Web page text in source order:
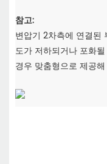
참고:
변압기 2차측에 연결된
도가 저하되거나 포화
경우 맞춤형으로 제공